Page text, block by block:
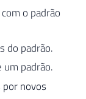
o padrão
do padrão.
um padrão.
novos